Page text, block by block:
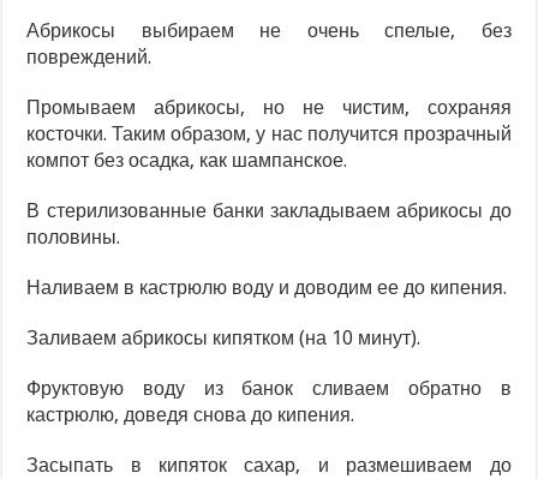
Абрикосы выбираем не очень спелые, без
повреждений.
Промываем абрикосы, но не чистим, сохраняя
косточки. Таким образом, у нас получится прозрачный
компот без осадка, как шампанское.
В стерилизованные банки закладываем абрикосы до
половины.
Наливаем в кастрюлю воду и доводим ее до кипения.
Заливаем абрикосы кипятком (на 10 минут).
Фруктовую воду из банок сливаем обратно в
кастрюлю, доведя снова до кипения.
Засыпать в кипяток сахар, и размешиваем до